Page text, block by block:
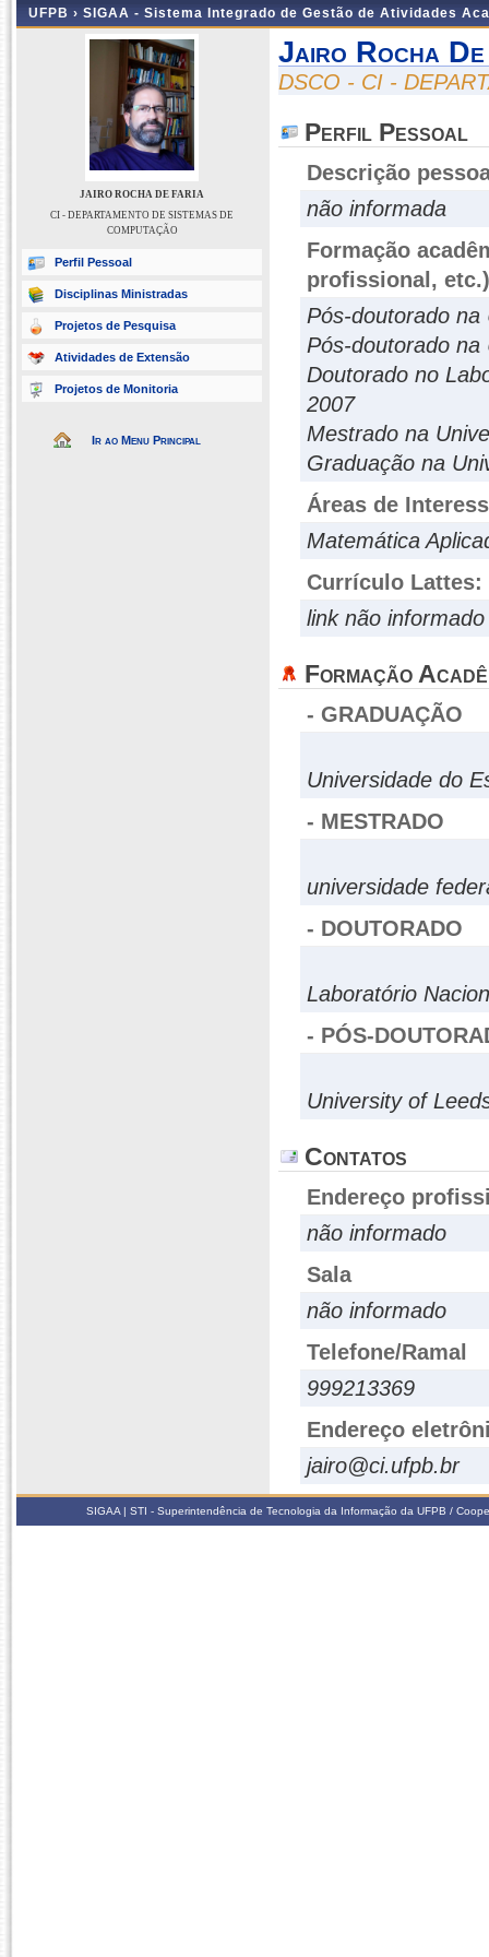
UFPB › SIGAA - Sistema Integrado de Gestão de Atividades
JAIRO ROCHA DE FARIA
CI - DEPARTAMENTO DE SISTEMAS DE
COMPUTAÇÃO
Perfil Pessoal
Disciplinas Ministradas
Projetos de Pesquisa
Atividades de Extensão
Projetos de Monitoria
Ir ao Menu Principal
Jairo Rocha
DSCO - CI -
Perfil Pessoal
Descrição
não informada
Formação
profissional, etc.)
Pós-doutorado na
Pós-doutorado
Doutorado no
2007
Mestrado na
Graduação na
Áreas de
Matemática
Currículo Lattes:
link não informado
Formação
- GRADUAÇÃO
Universidade do
- MESTRADO
universidade
- DOUTORADO
Laboratório
- PÓS-
University of
Contatos
Endereço
não informado
Sala
não informado
Telefone/Ramal
999213369
Endereço
jairo@ci.ufpb.br
SIGAA | STI - Superintendência de Tecnologia da Informação da UFPB /